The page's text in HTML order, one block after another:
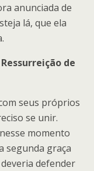
anunciada de
lá, que ela
de
seus próprios
se unir.
momento
segunda graça
defender